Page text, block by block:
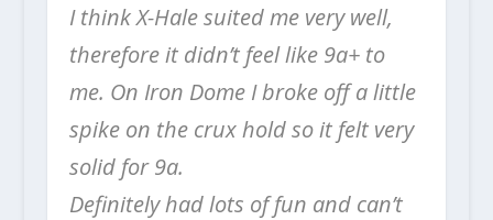
I think X-Hale suited me very well,
therefore it didn’t feel like 9a+ to
me. On Iron Dome I broke off a little
spike on the crux hold so it felt very
solid for 9a.
Definitely had lots of fun and can’t